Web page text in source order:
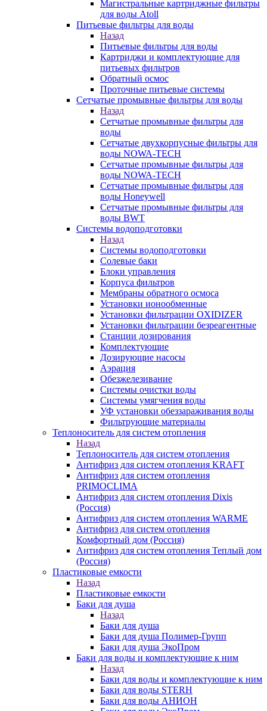
Магистральные картриджные фильтры
для воды Atoll
Питьевые фильтры для воды
Назад
Питьевые фильтры для воды
Картриджи и комплектующие для
питьевых фильтров
Обратный осмос
Проточные питьевые системы
Сетчатые промывные фильтры для воды
Назад
Сетчатые промывные фильтры для
воды
Сетчатые двухкорпусные фильтры для
воды NOWA-TECH
Сетчатые промывные фильтры для
воды NOWA-TECH
Сетчатые промывные фильтры для
воды Honeywell
Сетчатые промывные фильтры для
воды BWT
Системы водоподготовки
Назад
Системы водоподготовки
Солевые баки
Блоки управления
Корпуса фильтров
Мембраны обратного осмоса
Установки ионообменные
Установки фильтрации OXIDIZER
Установки фильтрации безреагентные
Станции дозирования
Комплектующие
Дозирующие насосы
Аэрация
Обезжелезивание
Системы очистки воды
Системы умягчения воды
УФ установки обеззараживания воды
Фильтрующие материалы
Теплоноситель для систем отопления
Назад
Теплоноситель для систем отопления
Антифриз для систем отопления KRAFT
Антифриз для систем отопления
PRIMOCLIMA
Антифриз для систем отопления Dixis
(Россия)
Антифриз для систем отопления WARME
Антифриз для систем отопления
Комфортный дом (Россия)
Антифриз для систем отопления Теплый дом
(Россия)
Пластиковые емкости
Назад
Пластиковые емкости
Баки для душа
Назад
Баки для душа
Баки для душа Полимер-Групп
Баки для душа ЭкоПром
Баки для воды и комплектующие к ним
Назад
Баки для воды и комплектующие к ним
Баки для воды STERH
Баки для воды АНИОН